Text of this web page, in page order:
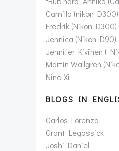
Camilla (nikon D300)
Fredrik (Nikon D300)
Jennica (Nikon D90)
Jennifer Kivinen (
Martin Wallgren
Nina Xi
BLOGS IN
Carlos Lorenzo
Grant Legassick
Joshi Daniel